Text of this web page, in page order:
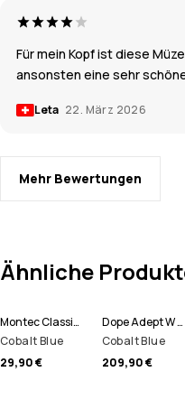
Für mein Kopf ist diese
ansonsten eine sehr
Leta 22. März 2026
Mehr Bewertungen
Ähnliche
Montec Classic Knitted Schlauchtuch
Cobalt Blue
29,90 €
Dope Adept W Skijacke Damen
Cobalt Blue
209,90 €